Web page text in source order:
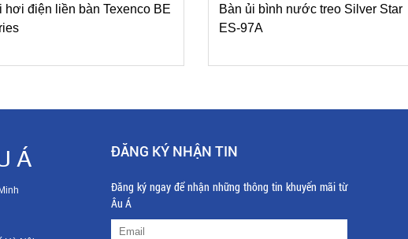
hơi điện liền bàn Texenco BE
Bàn ủi bình nước treo Silver Star
ES-97A
Á ĐĂNG KÝ NHẬN TIN
Đăng ký ngay để nhận những thông tin khuyến mãi từ
Âu Á